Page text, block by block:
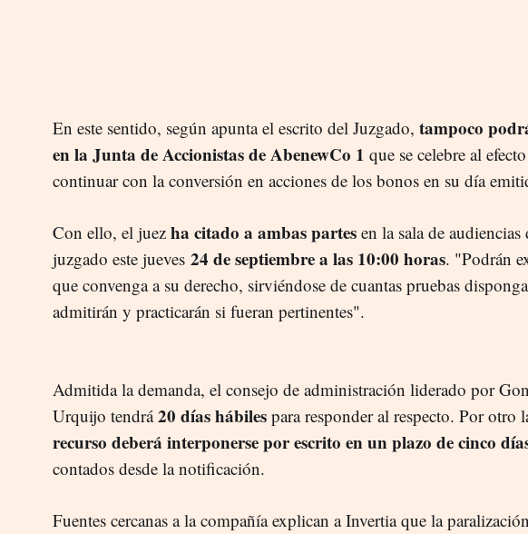
En este sentido, según apunta el escrito del Juzgado, tampoco
en la Junta de Accionistas de AbenewCo 1 que se celebre al
continuar con la conversión en acciones de los bonos en su día
Con ello, el juez ha citado a ambas partes en la sala de
juzgado este jueves 24 de septiembre a las 10:00 horas. "Podrán
que convenga a su derecho, sirviéndose de cuantas pruebas
admitirán y practicarán si fueran pertinentes".
Admitida la demanda, el consejo de administración liderado por
Urquijo tendrá20 días hábiles para responder al respecto. Por otro
recurso deberá interponerse por escrito en un plazo de cinco
contados desde la notificación.
Fuentes cercanas a la compañía explican a Invertia que la